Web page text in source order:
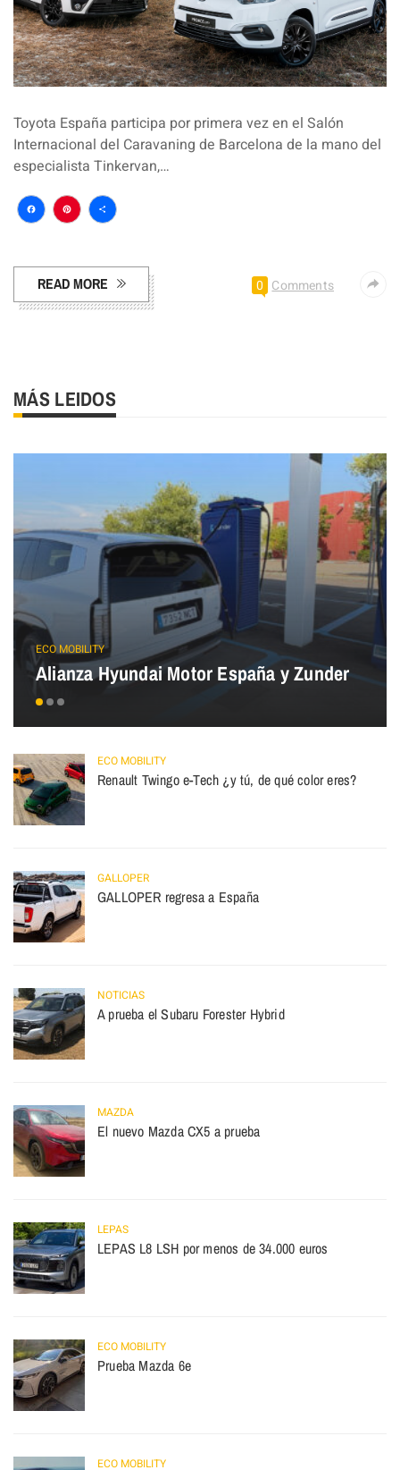
Toyota España participa por primera vez en el Salón
Internacional del Caravaning de Barcelona de la mano del
especialista Tinkervan,…
Facebook
Pinterest
Compartir
READ MORE 0 Comments
MÁS LEIDOS
ECO MOBILITY
Alianza Hyundai Motor España y Zunder
ECO MOBILITY
Renault Twingo e-Tech ¿y tú, de qué color eres?
GALLOPER
GALLOPER regresa a España
NOTICIAS
A prueba el Subaru Forester Hybrid
MAZDA
El nuevo Mazda CX5 a prueba
LEPAS
LEPAS L8 LSH por menos de 34.000 euros
ECO MOBILITY
Prueba Mazda 6e
ECO MOBILITY